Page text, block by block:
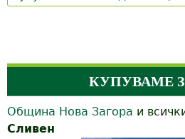
КУПУВАМЕ
Община Нова Загора и
Сливен